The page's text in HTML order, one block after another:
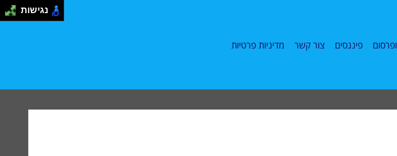
פיננסים צור קשר מדיניות פרטיות
נגישות